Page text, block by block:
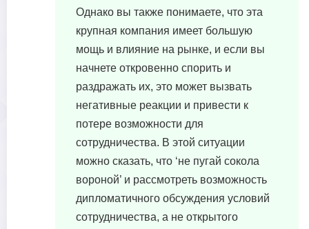
Однако вы также понимаете, что эта
крупная компания имеет большую
мощь и влияние на рынке, и если вы
начнете откровенно спорить и
раздражать их, это может вызвать
негативные реакции и привести к
потере возможности для
сотрудничества. В этой ситуации
можно сказать, что ‘не пугай сокола
вороной’ и рассмотреть возможность
дипломатичного обсуждения условий
сотрудничества, а не открытого